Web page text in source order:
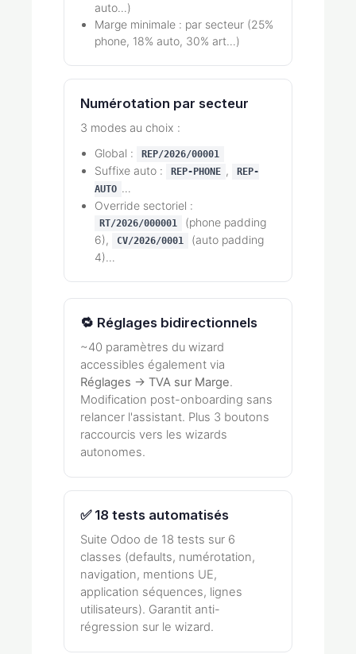
auto…)
Marge minimale : par secteur (25%
phone, 18% auto, 30% art…)
Numérotation par secteur
3 modes au choix :
Global :
REP/2026/00001
Suffixe auto : REP-PHONE ,
REP-
AUTO …
Override sectoriel :
RT/2026/000001
(phone padding
6),
CV/2026/0001
(auto padding
4)…
🔁 Réglages bidirectionnels
~40 paramètres du wizard
accessibles également via
Réglages → TVA sur Marge.
Modification post-onboarding sans
relancer l'assistant. Plus 3 boutons
raccourcis vers les wizards
autonomes.
✅ 18 tests automatisés
Suite Odoo de 18 tests sur 6
classes (defaults, numérotation,
navigation, mentions UE,
application séquences, lignes
utilisateurs). Garantit anti-
régression sur le wizard.